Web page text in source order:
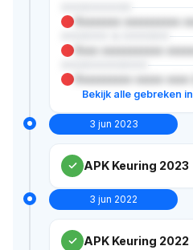
XXXXXXXXX
Xxxxxxxx xxxxxxxxxx
Xxxx xxxxxxxxxxx
Xxxxxxxxxx xxxxx xxxx
Bekijk alle gebreken
3 jun 2023
APK Keuring 2023
3 jun 2022
APK Keuring 2022